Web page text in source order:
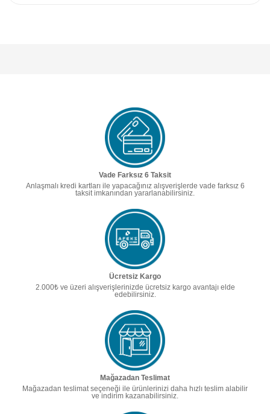
Vade Farksız 6 Taksit
Anlaşmalı kredi kartları ile yapacağınız alışverişlerde vade farksız 6
taksit imkanından yararlanabilirsiniz.
Ücretsiz Kargo
2.000₺ ve üzeri alışverişlerinizde ücretsiz kargo avantajı elde
edebilirsiniz.
Mağazadan Teslimat
Mağazadan teslimat seçeneği ile ürünlerinizi daha hızlı teslim alabilir
ve indirim kazanabilirsiniz.